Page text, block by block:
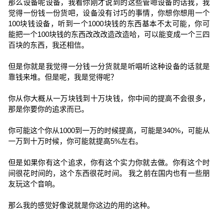
那么设备呢设备，我看你刚才说到的这些管嗯设备的话我，我
觉得一份钱一份货吧，设备没有讨巧的事情，你想你想用一个
100块钱设备，听到一个1000块钱的东西基本不太可能，你可
能把一个100块钱的东西改改改造改造哈，可以能变成一个三四
百块的东西，我还相信。
但是你就是我觉得一分钱一分货就是听唱听这种设备的话就是
靠钱来堆。但是呢，我是觉得呢？
你从你大概从一万块钱到十万块钱，你中间的提高不会很多，
那是你要你的追求而已。
你可能这个你从1000到一万的时候提高，可能是340%，可能从
一万到十万时候，你可能就提高5%左右。
但是如果你有这个追求，你有这个实力你就去做。你有这个时
间很花时间的，这个东西很花时间。 我之前在国内也有一些朋
友玩这个音响。
那么我的感觉好像说就是你这边的用的这种。